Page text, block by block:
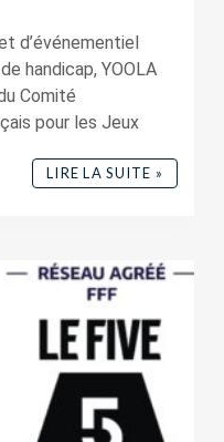
d’événementiel
handicap, YOOLA
Comité
pour les Jeux
LIRE LA SUITE »